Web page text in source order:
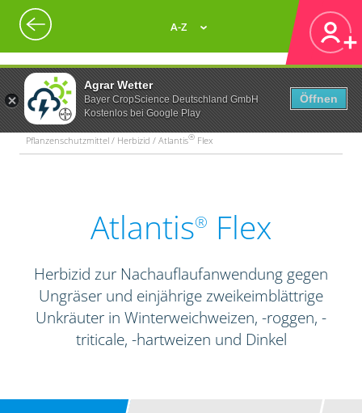
Agrar Wetter
Bayer CropScience Deutschland GmbH
Kostenlos bei Google Play
Öffnen
A-Z
Pflanzenschutzmittel / Herbizid / Atlantis® Flex
Atlantis® Flex
Herbizid zur Nachauflaufanwendung gegen
Ungräser und einjährige zweikeimblättrige
Unkräuter in Winterweichweizen, -roggen, -
triticale, -hartweizen und Dinkel